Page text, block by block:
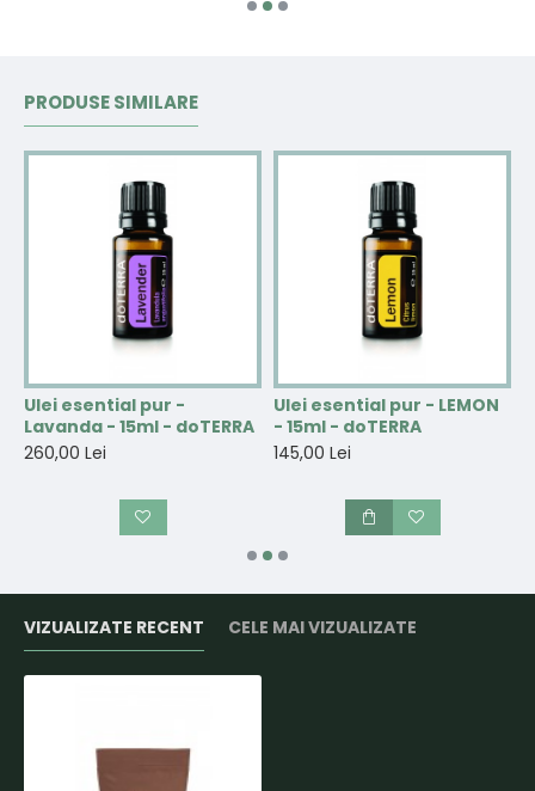
PRODUSE SIMILARE
Ulei esential pur -
Lavanda - 15ml - doTERRA
260,00 Lei
Ulei esential pur - LEMON
- 15ml - doTERRA
145,00 Lei
VIZUALIZATE RECENT CELE MAI VIZUALIZATE